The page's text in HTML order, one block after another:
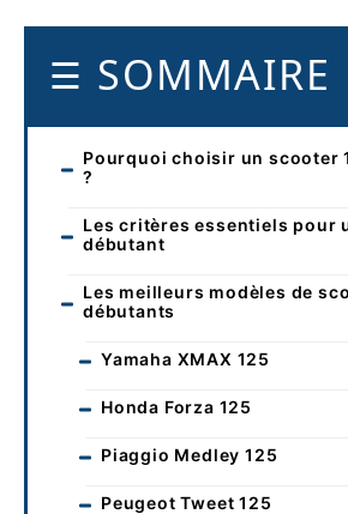
SOMMAIRE
Pourquoi choisir un scooter
?
Les critères essentiels pour
débutant
Les meilleurs modèles de
débutants
Yamaha XMAX 125
Honda Forza 125
Piaggio Medley 125
Peugeot Tweet 125